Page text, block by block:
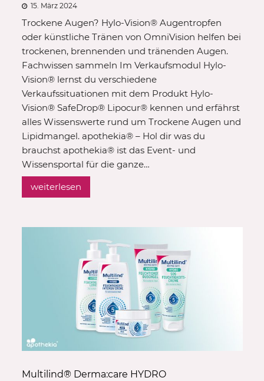
15. März 2024
Trockene Augen? Hylo-Vision® Augentropfen
oder künstliche Tränen von OmniVision helfen bei
trockenen, brennenden und tränenden Augen.
Fachwissen sammeln Im Verkaufsmodul Hylo-
Vision® lernst du verschiedene
Verkaufssituationen mit dem Produkt Hylo-
Vision® SafeDrop® Lipocur® kennen und erfährst
alles Wissenswerte rund um Trockene Augen und
Lipidmangel. apothekia® – Hol dir was du
brauchst apothekia® ist das Event- und
Wissensportal für die ganze…
weiterlesen
Multilind® Derma:care HYDRO